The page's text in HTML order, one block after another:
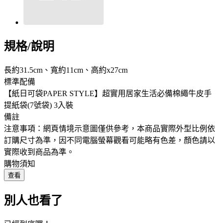
規格/說明
長約31.5cm、寬約11cm、高約x27cm
標準配備
【紙日可袋PAPER STYLE】超實用居家生活必備棉繩牛皮手
提紙袋(7號袋) 3入裝
備註
注意事項：網頁情境示意圖僅供參考，本商品實際外型比例依
訂購尺寸為準，因不同電腦螢幕觀看可能略有色差，顏色請以
實際收到商品為準。
購物須知
查看
別人也看了